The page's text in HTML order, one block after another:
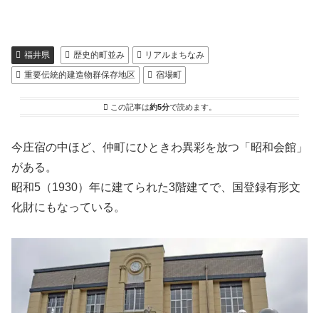
福井県 歴史的町並み
リアルまちなみ
重要伝統的建造物群保存地区
宿場町
この記事は約5分で読めます。
今庄宿の中ほど、仲町にひときわ異彩を放つ「昭和会館」
がある。
昭和5（1930）年に建てられた3階建てで、国登録有形文
化財にもなっている。